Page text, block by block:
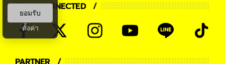
STAY CONNECTED
ยอมรับ
ตั้งค่า